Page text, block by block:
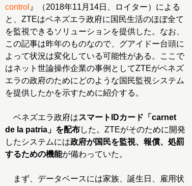
control 』（2018年11月14日、ロイター）による
と、ZTEはベネズエラ政府に国民生活のほぼ全て
を監視できるソリューションを提供した。なお、
この記事は昨年のものなので、グアイドー台頭に
よって状況は変化している可能性がある。ここで
はネット世論操作企業の事例としてZTEがベネズ
エラの政府のためにどのような国民監視システム
を提供したかを示すために紹介する。
ベネズエラ政府はスマートIDカード「carnet
de la patria」を配布した。ZTEがそのために開発
したシステムには政府が国民を監視、報償、処罰
するための機能が備わっていた。
まず、データベースには家族、誕生日、雇用状